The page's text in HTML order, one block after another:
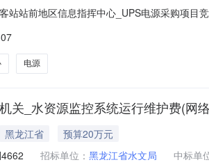
站站前地区信息指挥中心_UPS电源采购项目
站前地区信息指挥中心_UPS电源采购项目进
、计划编号
电源
关_水资源监控系统运行维护费(网
黑龙江省
预算20万元
招标单位： 黑龙江省水文局
中标单